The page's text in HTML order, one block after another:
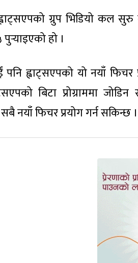
ग्रुप भिडियो कल
हो ।
पनि ह्वाट्सएपको यो नयाँ
बिटा प्रोग्राममा
नयाँ फिचर प्रयोग गर्न सकिन्छ ।